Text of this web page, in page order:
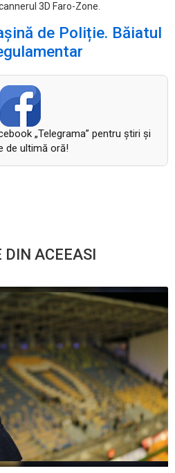
3D Faro-Zone.
de Poliție. Băiatul
„Telegrama” pentru ştiri şi
de ultimă oră!
ACEEASI